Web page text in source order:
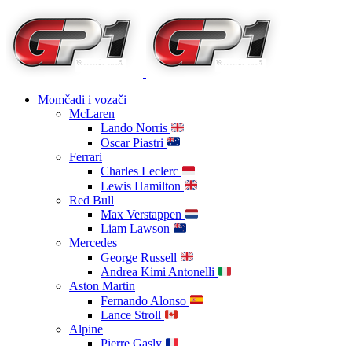
Momčadi i vozači
McLaren
Lando Norris
Oscar Piastri
Ferrari
Charles Leclerc
Lewis Hamilton
Red Bull
Max Verstappen
Liam Lawson
Mercedes
George Russell
Andrea Kimi Antonelli
Aston Martin
Fernando Alonso
Lance Stroll
Alpine